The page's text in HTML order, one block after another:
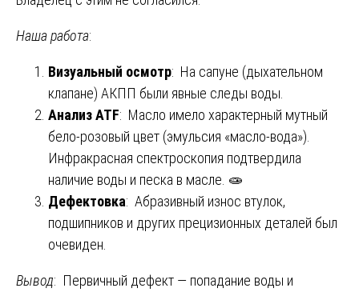
Наша работа:
Визуальный осмотр: На сапуне (дыхательном
клапане) АКПП были явные следы воды.
Анализ ATF: Масло имело характерный мутный
бело-розовый цвет (эмульсия «масло-вода»).
Инфракрасная спектроскопия подтвердила
наличие воды и песка в масле. 🧫
Дефектовка: Абразивный износ втулок,
подшипников и других прецизионных деталей был
очевиден.
Вывод: Первичный дефект — попадание воды и